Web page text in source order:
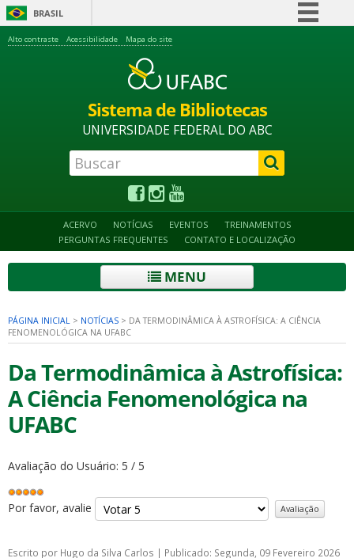
BRASIL
Acesso à informação
Canais
Alto contraste Acessibilidade Mapa do site
Sistema de Bibliotecas
UNIVERSIDADE FEDERAL DO ABC
ACERVO NOTÍCIAS EVENTOS
TREINAMENTOS
PERGUNTAS FREQUENTES
CONTATO E LOCALIZAÇÃO
MENU
PÁGINA INICIAL > NOTÍCIAS > DA TERMODINÂMICA À ASTROFÍSICA: A CIÊNCIA
FENOMENOLÓGICA NA UFABC
Da Termodinâmica à Astrofísica:
A Ciência Fenomenológica na
UFABC
Avaliação do Usuário: 5 / 5
Por favor, avalie
Escrito por Hugo da Silva Carlos | Publicado: Segunda, 09 Fevereiro 2026